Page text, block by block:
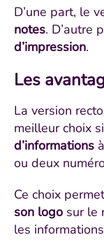
D’une part, le
notes. D’autre
d’impression.
Les
La version
meilleur choix
d’informations
ou deux
Ce choix
son logo sur le
les